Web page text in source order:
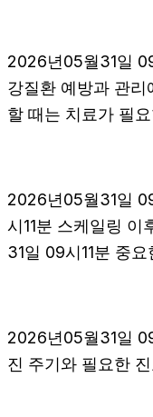
2026년05월31일
강질환 예방과 관
할 때는 치료가 필
2026년05월31일
시11분 스케일링
31일 09시11분 중
2026년05월31일
진 주기와 필요한